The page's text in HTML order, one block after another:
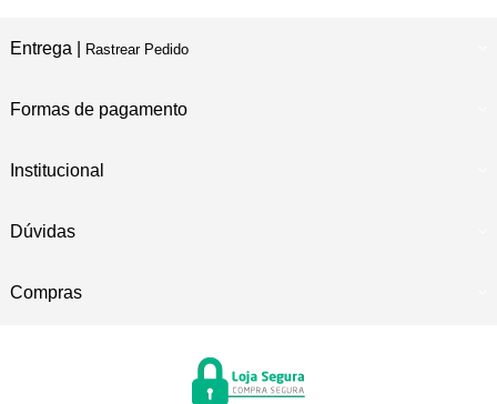
Entrega | Rastrear Pedido
Formas de pagamento
Institucional
Dúvidas
Compras